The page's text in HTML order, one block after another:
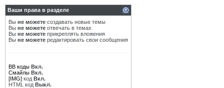
Ваши права в разделе
Вы не можете создавать новые темы
Вы не можете отвечать в темах
Вы не можете прикреплять вложения
Вы не можете редактировать свои сообщения
BB коды Вкл.
Смайлы Вкл.
[IMG] код Вкл.
HTML код Выкл.